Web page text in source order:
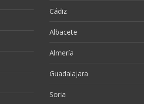
Cádiz
Albacete
Almería
Guadalajara
Soria